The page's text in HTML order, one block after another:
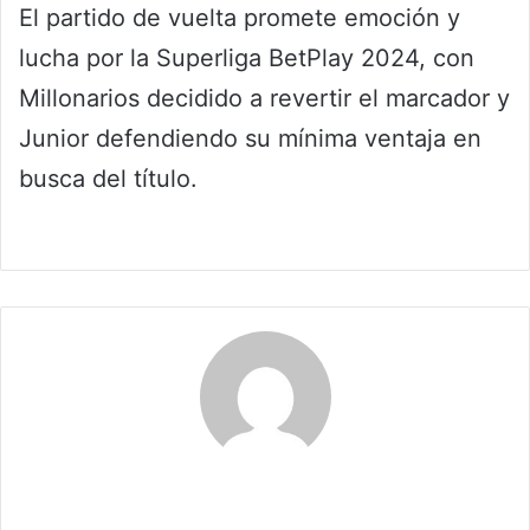
El partido de vuelta promete emoción y
lucha por la Superliga BetPlay 2024, con
Millonarios decidido a revertir el marcador y
Junior defendiendo su mínima ventaja en
busca del título.